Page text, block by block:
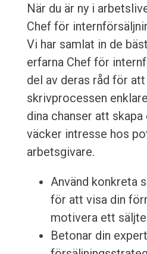
När du är ny i
Chef för
Vi har samlat in de
erfarna Chef för
del av deras råd för
skrivprocessen
dina chanser att
väcker intresse hos
arbetsgivare.
Använd konkreta
för att visa din
motivera ett
Betonar din